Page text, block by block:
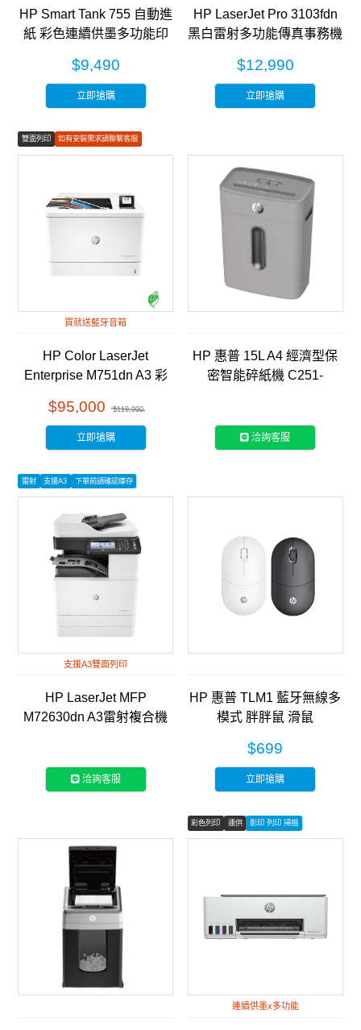
HP Smart Tank 755 自動進
紙 彩色連續供墨多功能印
$9,490
立即搶購
HP LaserJet Pro 3103fdn
黑白雷射多功能傳真事務機
$12,990
立即搶購
雙面列印
如有安裝需求請聯繫客服
彩色列印
買就送藍牙音箱
HP Color LaserJet
Enterprise M751dn A3 彩
$95,000 $119,990
立即搶購
HP 惠普 15L A4 經濟型保
密智能碎紙機 C251-
洽詢客服
雷射 支援A3 下單前請確認庫存
支援A3雙面列印
HP LaserJet MFP
M72630dn A3雷射複合機
洽詢客服
HP 惠普 TLM1 藍牙無線多
模式 胖胖鼠 滑鼠
$699
立即搶購
彩色列印 連供 影印 列印 掃描
連續供墨x多功能